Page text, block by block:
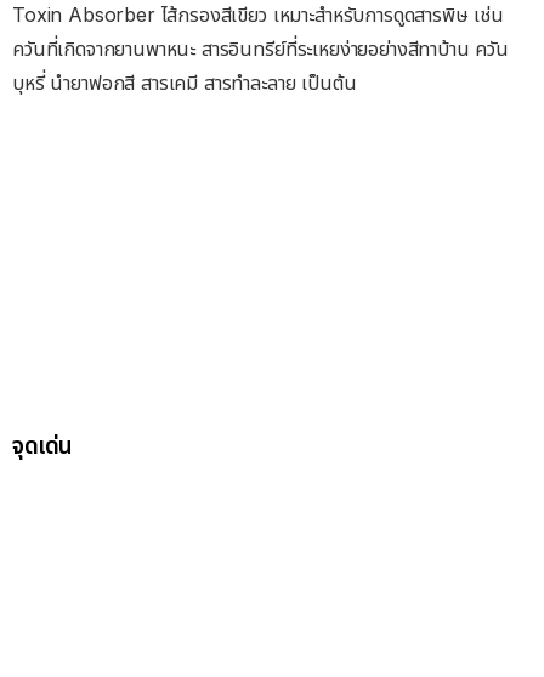
Toxin Absorber ไส้กรองสีเขียว เหมาะสำหรับการดูดสารพิษ เช่น
ควันที่เกิดจากยานพาหนะ สารอินทรีย์ที่ระเหยง่ายอย่างสีทาบ้าน ควัน
บุหรี่ นำยาฟอกสี สารเคมี สารทำละลาย เป็นต้น
จุดเด่น